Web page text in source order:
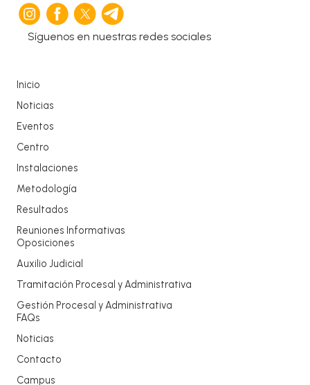
Síguenos en nuestras redes sociales
Inicio
Noticias
Eventos
Centro
Instalaciones
Metodología
Resultados
Reuniones Informativas
Oposiciones
Auxilio Judicial
Tramitación Procesal y Administrativa
Gestión Procesal y Administrativa
FAQs
Noticias
Contacto
Campus